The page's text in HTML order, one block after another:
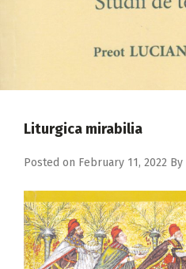
2017
2016
2015
2014
2013
Liturgica mirabilia
Posted on February 11, 2022 By